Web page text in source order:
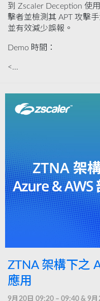
到 Zscaler Deception 使
擊者並檢測其 APT 攻擊
並有效減少誤報。
Demo 時間：
<...
ZTNA 架構下之
應用
9月20日 09:20 – 09:40 & 9